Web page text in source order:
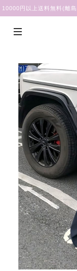
10000円以上送料無料(離